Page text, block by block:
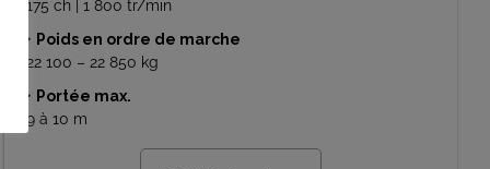
175 ch | 1 800 tr/min
• Poids en ordre de marche
22 100 – 22 850 kg
• Portée max.
9 à 10 m